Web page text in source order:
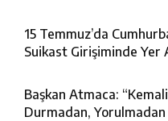
15 Temmuz’da
Suikast Girişiminde Yer
Başkan Atmaca:
Durmadan, Yorulmadan